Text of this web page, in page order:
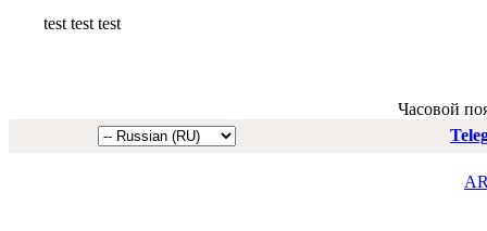
test test test
Часовой